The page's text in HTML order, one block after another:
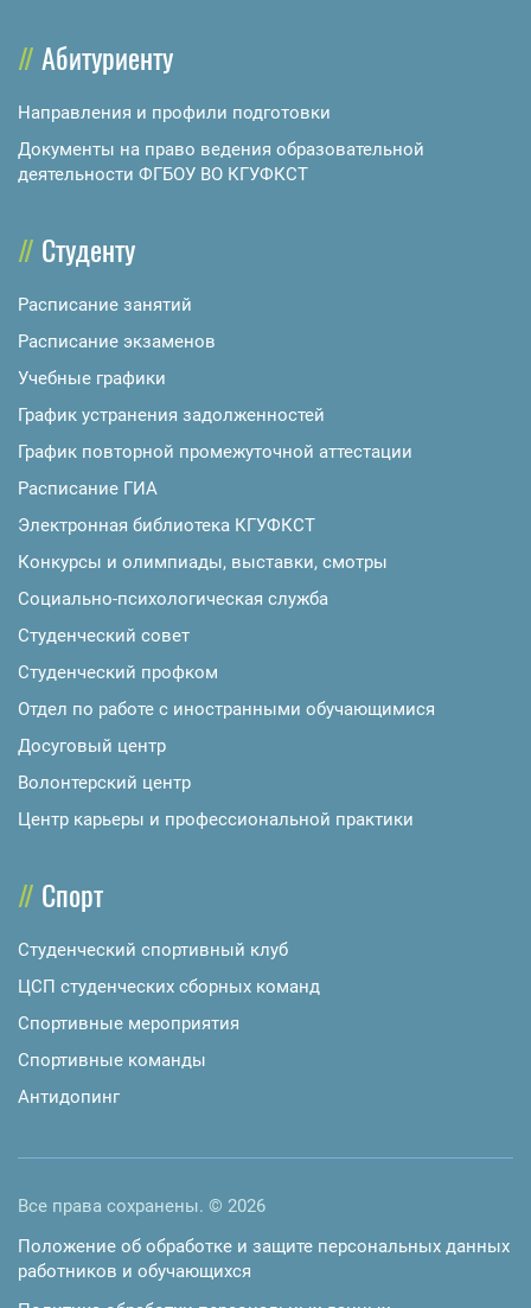
Абитуриенту
Направления и профили подготовки
Документы на право ведения образовательной
деятельности ФГБОУ ВО КГУФКСТ
Студенту
Расписание занятий
Расписание экзаменов
Учебные графики
График устранения задолженностей
График повторной промежуточной аттестации
Расписание ГИА
Электронная библиотека КГУФКСТ
Конкурсы и олимпиады, выставки, смотры
Социально-психологическая служба
Студенческий совет
Студенческий профком
Отдел по работе с иностранными обучающимися
Досуговый центр
Волонтерский центр
Центр карьеры и профессиональной практики
Спорт
Студенческий спортивный клуб
ЦСП студенческих сборных команд
Спортивные мероприятия
Спортивные команды
Антидопинг
Все права сохранены. © 2026
Положение об обработке и защите персональных данных
работников и обучающихся